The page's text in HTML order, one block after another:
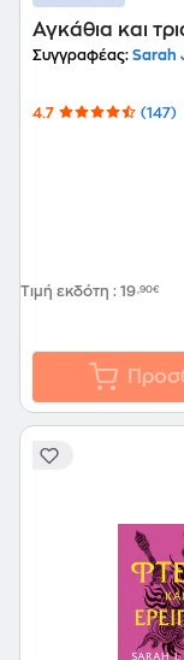
Αγκάθια και
Συγγραφέας: Sarah
4.7 (147)
Τιμή εκδότη : 19,90€